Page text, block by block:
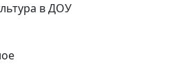
в ДОУ